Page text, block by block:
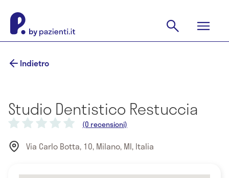
Indietro
Studio Dentistico Restuccia
(0 recensioni)
Via Carlo Botta, 10, Milano, MI, Italia